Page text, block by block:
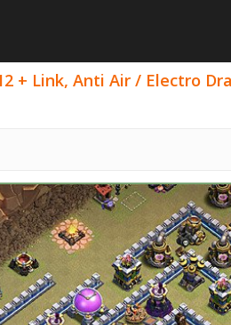
+ Link, Anti Air / Electro